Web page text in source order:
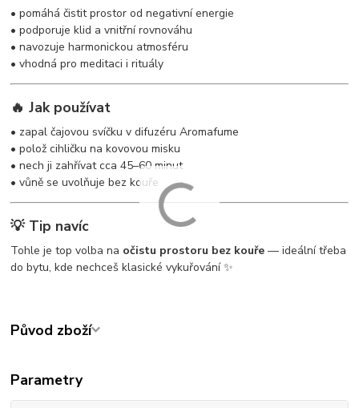
• pomáhá čistit prostor od negativní energie
• podporuje klid a vnitřní rovnováhu
• navozuje harmonickou atmosféru
• vhodná pro meditaci i rituály
🔥 Jak používat
• zapal čajovou svíčku v difuzéru Aromafume
• polož cihličku na kovovou misku
• nech ji zahřívat cca 45–60 minut
• vůně se uvolňuje bez kouře
💡 Tip navíc
Tohle je top volba na očistu prostoru bez kouře — ideální třeba
do bytu, kde nechceš klasické vykuřování ✨
Původ zboží
Parametry